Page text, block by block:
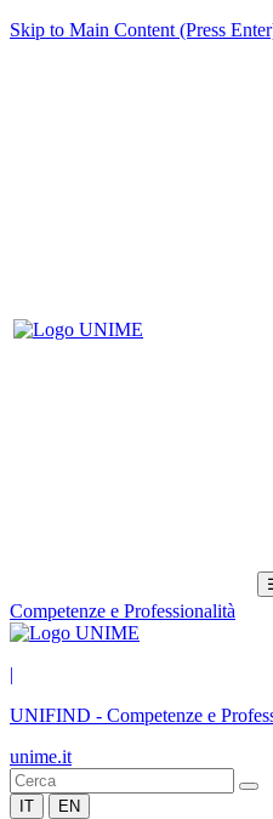
Skip to Main Content (Press
Competenze e Professionalità
|
UNIFIND - Competenze e
unime.it
IT EN